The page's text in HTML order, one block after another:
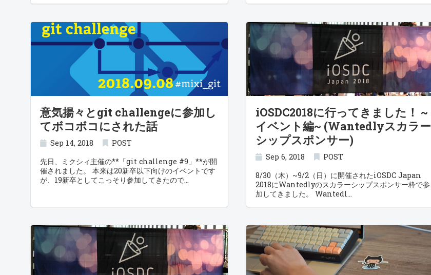
意気揚々とgit challengeに参加し
てボコボコにされた話
Sep 14, 2018
POST
先日、ミクシィ主催の**「git challenge #9」**が開
催されました。 本来は20新卒以下向けのイベントです
が、19新卒としてこっそり参加してきたので
iOSDC2018に行ってきました！ ~
イベント編~ (Wantedlyスカラー
シップスポンサー)
Sep 6, 2018
POST
8/30（木）~9/2（日）に開催されたiOSDC Japan
2018にWantedlyのスカラーシップスポンサー枠で参
加してきました。 Wantedl